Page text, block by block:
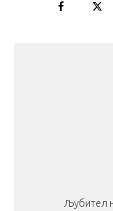
Љубител